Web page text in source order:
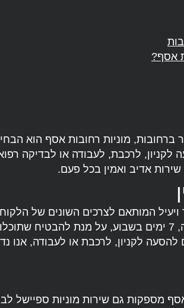
אסף?
ברחובות, מוניות רחובות אסף הוא
לקניון, לרכבת, לעבודה או לבדיקה
אדיב ואמין בכל פעם.
המותאם לצרכים השונים של
הנהגים המנוסה שלנו זמין 24 שעות ביממה, 7 ימים בשבוע, על מנת להבטיח
לקניון, לרכבת או לעבודה, אנו
מספקות גם שירות מוניות ספיישל